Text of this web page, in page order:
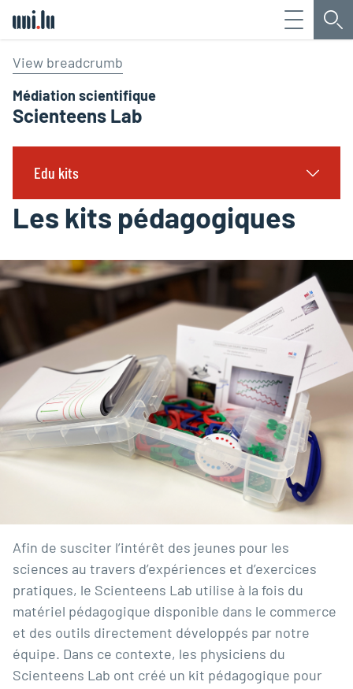
Menu
View breadcrumb
Médiation scientifique
Scienteens Lab
Edu kits
Les kits pédagogiques
Afin de susciter l’intérêt des jeunes pour les
sciences au travers d’expériences et d’exercices
pratiques, le Scienteens Lab utilise à la fois du
matériel pédagogique disponible dans le commerce
et des outils directement développés par notre
équipe. Dans ce contexte, les physiciens du
Scienteens Lab ont créé un kit pédagogique pour